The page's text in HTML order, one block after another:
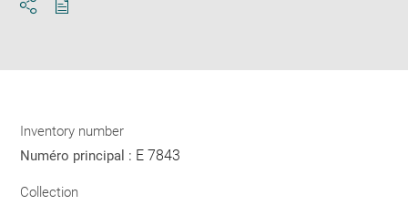
Inventory number
Numéro principal : E 7843
Collection